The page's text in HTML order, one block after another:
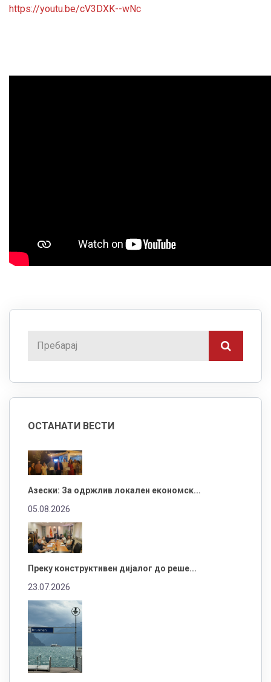
https://youtu.be/cV3DXK--wNc
ОСТАНАТИ ВЕСТИ
Азески: За одржлив локален економск...
05.08.2026
Преку конструктивен дијалог до реше...
23.07.2026